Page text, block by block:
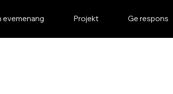
evemenang Projekt Ge respons